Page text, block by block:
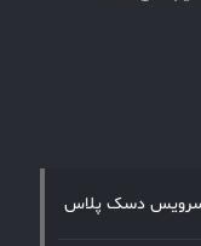
سرویس دسک پلاس